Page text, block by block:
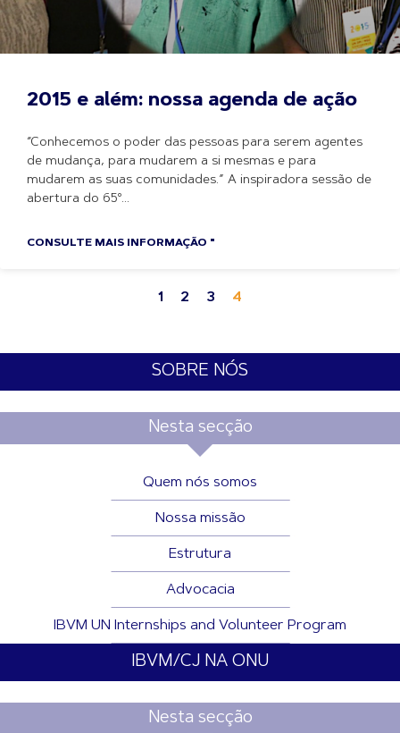
2015 e além: nossa agenda de ação
“Conhecemos o poder das pessoas para serem agentes
de mudança, para mudarem a si mesmas e para
mudarem as suas comunidades.” A inspiradora sessão de
abertura do 65º
CONSULTE MAIS INFORMAÇÃO "
1 2 3 4
SOBRE NÓS
Nesta secção
Quem nós somos
Nossa missão
Estrutura
Advocacia
IBVM UN Internships and Volunteer Program
IBVM/CJ NA ONU
Nesta secção